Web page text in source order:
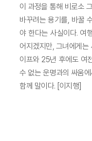
이 과정을 통해 비로소
바꾸려는 용기를, 바꿀
야 한다는 사실이다. 여
어지겠지만, 그녀에게는
이프와 25년 후에도 여
수 없는 운명과의 싸움
함께 말이다. [이지행]